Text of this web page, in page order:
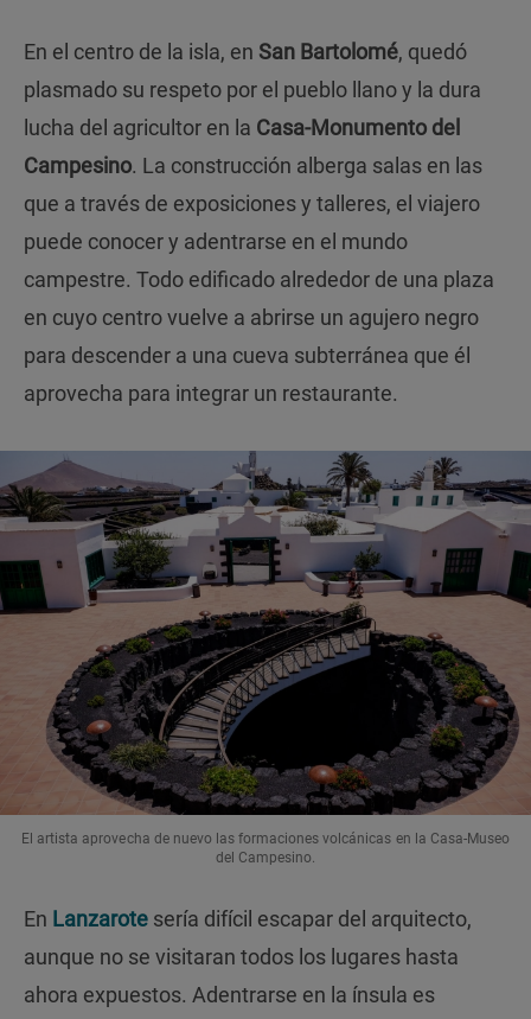
En el centro de la isla, en San Bartolomé, quedó
plasmado su respeto por el pueblo llano y la dura
lucha del agricultor en la Casa-Monumento del
Campesino. La construcción alberga salas en las
que a través de exposiciones y talleres, el viajero
puede conocer y adentrarse en el mundo
campestre. Todo edificado alrededor de una plaza
en cuyo centro vuelve a abrirse un agujero negro
para descender a una cueva subterránea que él
aprovecha para integrar un restaurante.
El artista aprovecha de nuevo las formaciones volcánicas en la Casa-Museo
del Campesino.
En Lanzarote sería difícil escapar del arquitecto,
aunque no se visitaran todos los lugares hasta
ahora expuestos. Adentrarse en la ínsula es